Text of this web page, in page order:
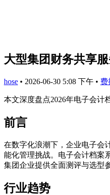
大型集团财务共享
hose • 2026-06-30 5:08 下午 • 费
本文深度盘点2026年电子会计
前言
在数字化浪潮下，企业电子会
能化管理挑战。电子会计档案
集团企业提供全面测评与选型
行业趋势